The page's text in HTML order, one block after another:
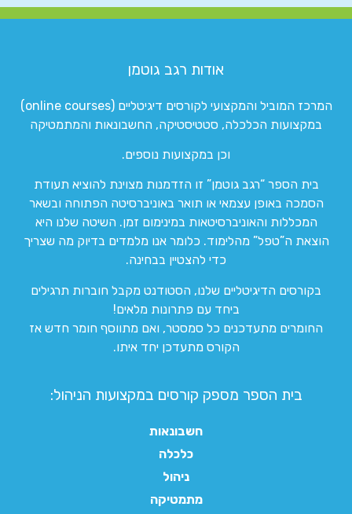
אודות רגב גוטמן
המרכז המוביל והמקצועי לקורסים דיגיטליים (online courses)
במקצועות הכלכלה, סטטיסטיקה, החשבונאות והמתמטיקה
וכן במקצועות נוספים.
בית הספר “רגב גוטמן” זו הזדמנות מצוינת להוציא תעודת
הסמכה באופן עצמאי או תואר באוניברסיטה הפתוחה ובשאר
המכללות והאוניברסיטאות במינימום זמן. השיטה שלנו היא
הוצאת ה”טפל” מהלימוד. כלומר אנו מלמדים בדיוק מה שצריך
כדי להצטיין בבחינה.
בקורסים הדיגיטליים שלנו, הסטודנט מקבל חוברות תרגילים
ביחד עם פתרונות מלאים!
החומרים מתעדכנים כל סמסטר, ואם מתווסף חומר חדש אז
הקורס מתעדכן יחד איתו.
בית הספר מספק קורסים במקצועות הניהול:
חשבונאות
כלכלה
ניהול
מתמטיקה